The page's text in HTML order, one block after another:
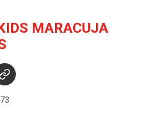
MARACUJA